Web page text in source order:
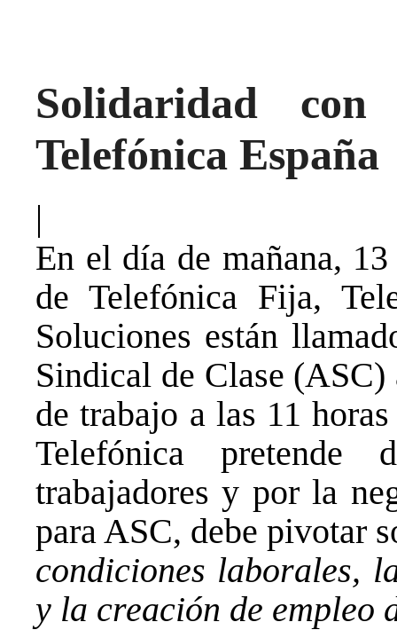
Solidaridad
Telefónica España
|
En el día de mañana,
de Telefónica Fija,
Soluciones están
Sindical de Clase (ASC)
de trabajo a las 11
Telefónica
trabajadores y por la
para ASC, debe pivotar
condiciones laborales,
y la creación de empleo